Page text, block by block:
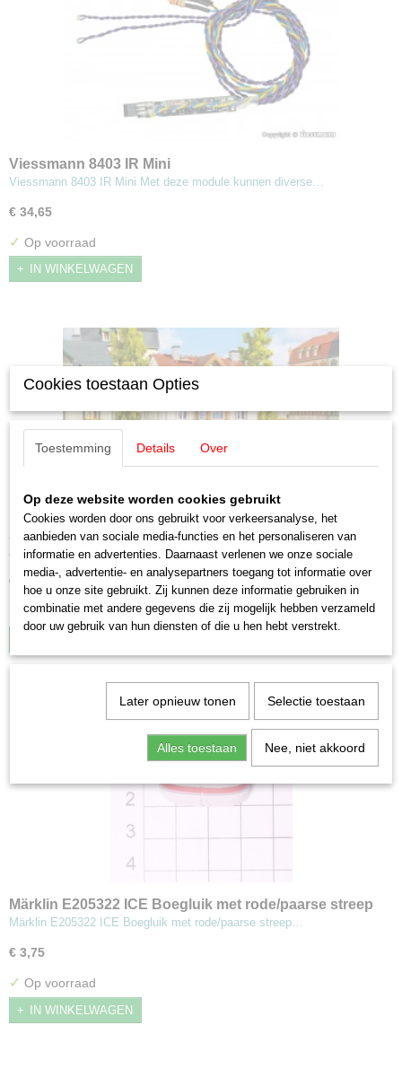
Viessmann 8403 IR Mini
Viessmann 8403 IR Mini Met deze module kunnen diverse…
€ 34,65
✓ Op voorraad
IN WINKELWAGEN
Auhagen 12355 Fotostudio Peggy
Auhagen 12355 Fotostudio Peggy Fotostudio Peggy. Een typisch…
€ 26,95
Op voorraad
Märklin E205322 ICE Boegluik met rode/paarse streep
(MBT8)
Märklin E205322 ICE Boegluik met rode/paarse streep…
€ 3,75
✓ Op voorraad
IN WINKELWAGEN
Cookies toestaan Opties
Toestemming Details Over
Op deze website worden cookies gebruikt
Cookies worden door ons gebruikt voor verkeersanalyse, het
aanbieden van sociale media-functies en het personaliseren van
informatie en advertenties. Daarnaast verlenen we onze sociale
media-, advertentie- en analysepartners toegang tot informatie over
hoe u onze site gebruikt. Zij kunnen deze informatie gebruiken in
combinatie met andere gegevens die zij mogelijk hebben verzameld
door uw gebruik van hun diensten of die u hen hebt verstrekt.
Later opnieuw tonen Selectie toestaan
Alles toestaan Nee, niet akkoord